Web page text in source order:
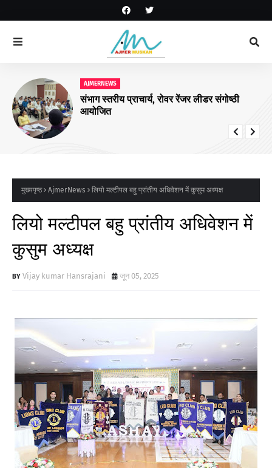
AJMERNEWS
संभाग स्तरीय प्राचार्य, रोवर रेंजर लीडर संगोष्ठी
आयोजित
मुख्यपृष्ठ AjmerNews लियो मल्टीपल बहु प्रांतीय अधिवेशन में कुसुम अध्यक्ष
लियो मल्टीपल बहु प्रांतीय अधिवेशन में
कुसुम अध्यक्ष
Vijay kumar Hansrajani जून 05, 2025